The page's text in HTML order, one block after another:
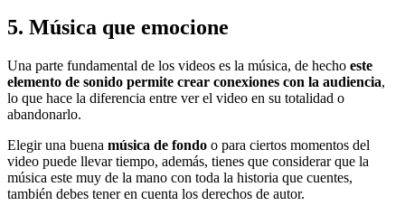
5. Música que emocione
Una parte fundamental de los videos es la música, de hecho este
elemento de sonido permite crear conexiones con la audiencia,
lo que hace la diferencia entre ver el video en su totalidad o
abandonarlo.
Elegir una buena música de fondo o para ciertos momentos del
video puede llevar tiempo, además, tienes que considerar que la
música este muy de la mano con toda la historia que cuentes,
también debes tener en cuenta los derechos de autor.